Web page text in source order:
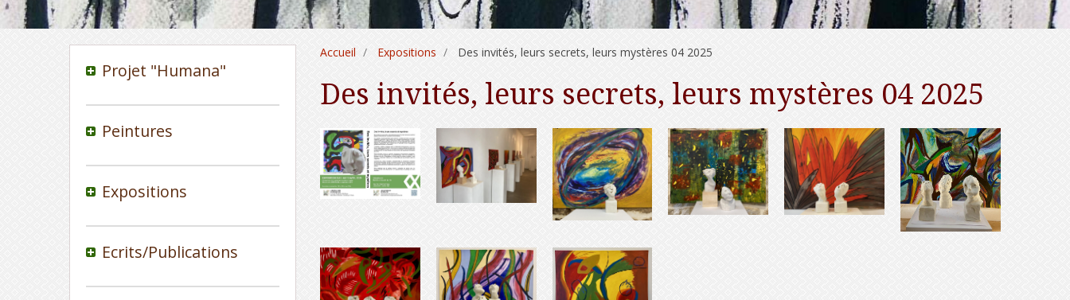
Accueil Expositions Des invités, leurs secrets, leurs mystères 04 2025
Des invités, leurs secrets, leurs mystères 04 2025
Projet "Humana"
Peintures
Expositions
Ecrits/Publications